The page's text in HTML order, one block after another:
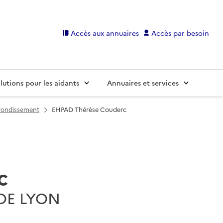
Accès aux annuaires Accès par besoin
pour les aidants Annuaires et services
EHPAD Thérèse Couderc
LYON